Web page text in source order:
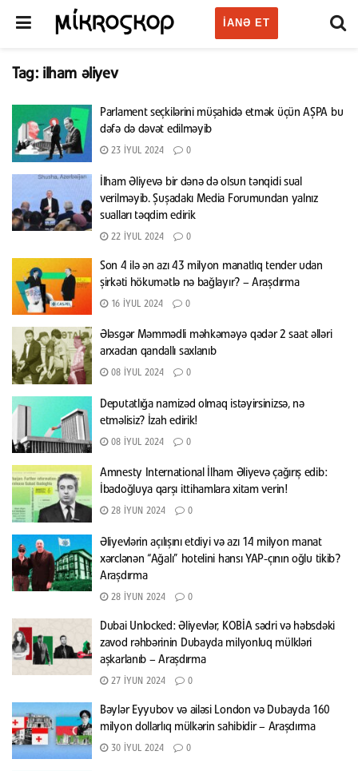
IANƏ ET
Tag: ilham əliyev
Parlament seçkilərini müşahidə etmək üçün AŞPA bu
dəfə də dəvət edilməyib
23 İYUL 2024 0
İlham Əliyevə bir dənə də olsun tənqidi sual
verilməyib. Şuşadakı Media Forumundan yalnız
sualları təqdim edirik
22 İYUL 2024 0
Son 4 ilə ən azı 43 milyon manatlıq tender udan
şirkəti hökumətlə nə bağlayır? – Araşdırma
16 İYUL 2024 0
Ələsgər Məmmədli məhkəməyə qədər 2 saat əlləri
arxadan qandallı saxlanıb
08 İYUL 2024 0
Deputatlığa namizəd olmaq istəyirsinizsə, nə
etməlisiz? İzah edirik!
08 İYUL 2024 0
Amnesty International İlham Əliyevə çağırış edib:
İbadoğluya qarşı ittihamlara xitam verin!
28 İYUN 2024 0
Əliyevlərin açılışını etdiyi və azı 14 milyon manat
xərclənən “Ağalı” hotelini hansı YAP-çının oğlu tikib?
Araşdırma
28 İYUN 2024 0
Dubai Unlocked: Əliyevlər, KOBİA sədri və həbsdəki
zavod rəhbərinin Dubayda milyonluq mülkləri
aşkarlanıb – Araşdırma
27 İYUN 2024 0
Bəylər Eyyubov və ailəsi London və Dubayda 160
milyon dollarlıq mülkərin sahibidir – Araşdırma
30 İYUL 2024 0